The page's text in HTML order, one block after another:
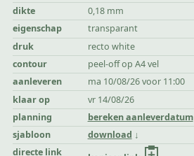
dikte
0,18 mm
eigenschap
transparant
druk
recto white
contour
peel-off op A4 vel
aanleveren
ma 10/08/26 voor 11:00
klaar op
vr 14/08/26
planning
bereken aanleverdatum
sjabloon
download
directe link